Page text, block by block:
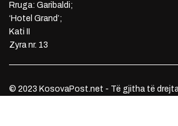
Rruga: Garibaldi;
‘Hotel Grand’;
Kati II
Zyra nr. 13
© 2023 KosovaPost.net - Të gjitha të